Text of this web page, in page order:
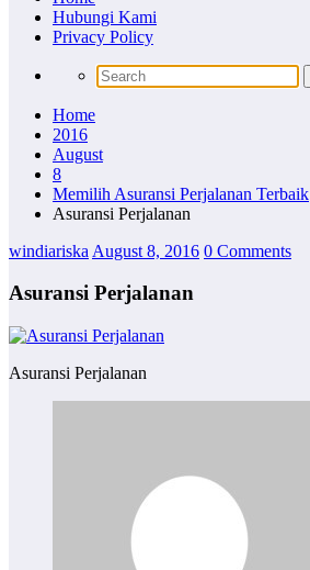
Hubungi Kami
Privacy Policy
Home
2016
August
8
Memilih Asuransi Perjalanan Terbaik
Asuransi Perjalanan
windiariska August 8, 2016 0 Comments
Asuransi Perjalanan
Asuransi Perjalanan